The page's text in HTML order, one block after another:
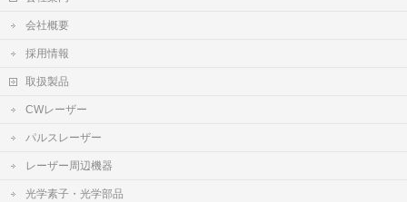
会社概要
採用情報
取扱製品
CWレーザー
パルスレーザー
レーザー周辺機器
光学素子・光学部品